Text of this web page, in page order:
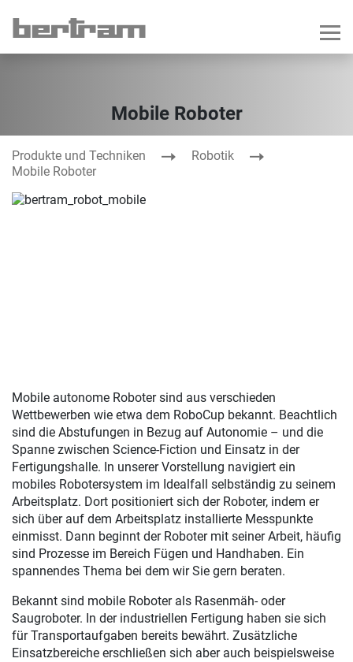
Mobile Roboter
Produkte und Techniken
Robotik
Mobile Roboter
Mobile autonome Roboter sind aus verschieden
Wettbewerben wie etwa dem RoboCup bekannt. Beachtlich
sind die Abstufungen in Bezug auf Autonomie – und die
Spanne zwischen Science-Fiction und Einsatz in der
Fertigungshalle. In unserer Vorstellung navigiert ein
mobiles Robotersystem im Idealfall selbständig zu seinem
Arbeitsplatz. Dort positioniert sich der Roboter, indem er
sich über auf dem Arbeitsplatz installierte Messpunkte
einmisst. Dann beginnt der Roboter mit seiner Arbeit, häufig
sind Prozesse im Bereich Fügen und Handhaben. Ein
spannendes Thema bei dem wir Sie gern beraten.
Bekannt sind mobile Roboter als Rasenmäh- oder
Saugroboter. In der industriellen Fertigung haben sie sich
für Transportaufgaben bereits bewährt. Zusätzliche
Einsatzbereiche erschließen sich aber auch beispielsweise